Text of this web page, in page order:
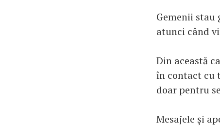
Gemenii stau
atunci când
Din această
în contact cu
doar pentru
Mesajele și